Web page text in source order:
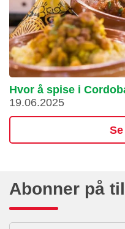
Hvor å spise i
19.06.2025
Abonner på